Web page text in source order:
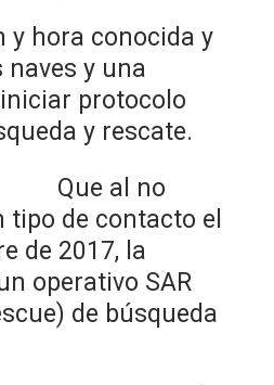
y hora conocida y
y una
protocolo
y rescate.
no
de contacto el
de 2017, la
operativo SAR
de búsqueda